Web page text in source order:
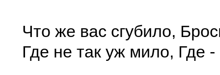
Что же вас сгубило,
Где не так уж мило, Где -